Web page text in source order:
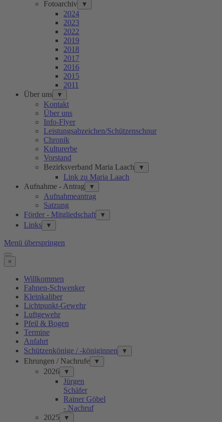
Fotoarchiv ▼
2024
2023
2022
2019
2018
2017
2016
2015
2011
Über uns
▼
Kontakt
Über uns
Info-Flyer
Leistungsabzeichen/Schützenschnur
Chronik
Kulturerbe
Vorstand
Bezirksverband Maria Laach
▼
Link zu Maria Laach
Aufnahme - Antrag
▼
Aufnahmeantrag
Satzung
Förder - Mitgliedschaft
▼
Links ▼
Menü überspringen
×
Willkommen
Fahnen-Schwenker
Kleinkaliber
Lichtpunkt-Gewehr
Luftgewehr
Pfeil & Bogen
Termine
Anfahrt
Schützenkönige / -königinnen
▼
Ehrungen / Nachrufe ▼
2026 ▼
Jürgen
Schäfer
Rainer Göbel
- Nachruf
2025
▼